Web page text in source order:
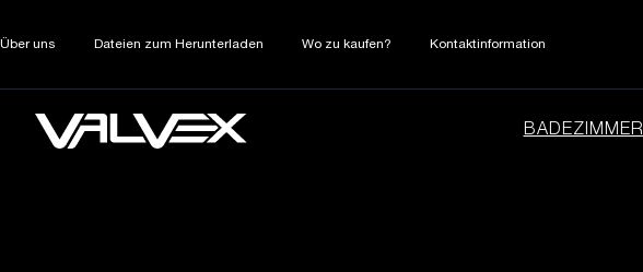
Über uns Dateien zum Herunterladen Wo zu kaufen? Kontaktinformation
BADEZIMMER